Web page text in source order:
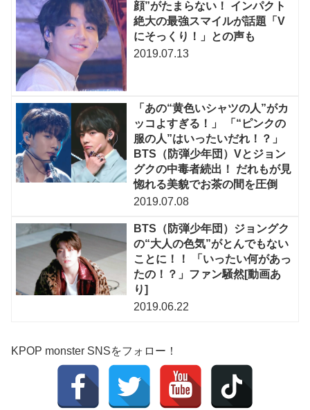
顔”がたまらない！ インパクト
絶大の最強スマイルが話題「V
にそっくり！」との声も
2019.07.13
「あの“黄色いシャツの人”がカ
ッコよすぎる！」 「“ピンクの
服の人”はいったいだれ！？」
BTS（防弾少年団）Vとジョン
グクの中毒者続出！ だれもが見
惚れる美貌でお茶の間を圧倒
2019.07.08
BTS（防弾少年団）ジョングク
の“大人の色気”がとんでもない
ことに！！ 「いったい何があっ
たの！？」ファン騒然[動画あ
り]
2019.06.22
KPOP monster SNSをフォロー！